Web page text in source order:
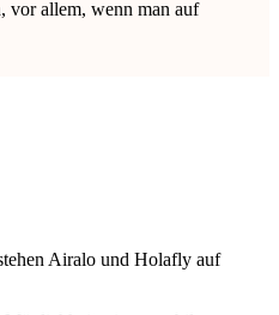
vor allem, wenn man auf
Airalo und Holafly auf